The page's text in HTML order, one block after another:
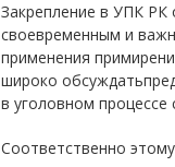
Закрепление в УПК РК
своевременным и
применения
широко
в уголовном процессе
Соответственно